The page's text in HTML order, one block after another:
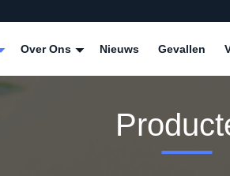
Over Ons Nieuws Gevallen